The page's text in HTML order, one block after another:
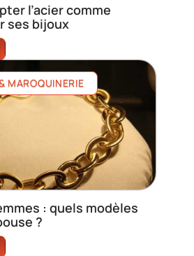
l’acier comme
ses bijoux
MAROQUINERIE
: quels modèles
?